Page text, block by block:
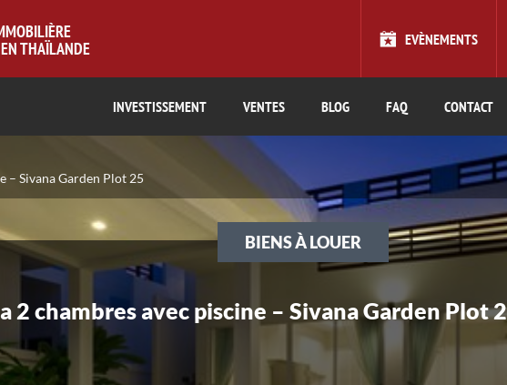
THAÏLANDE
EVÈNEMENTS
INVESTISSEMENT VENTES BLOG FAQ CONTACT
– Sivana Garden Plot 25
BIENS À LOUER
2 chambres avec piscine – Sivana Garden Plot